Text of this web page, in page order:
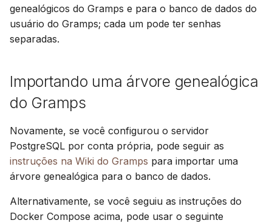
genealógicos do Gramps e para o banco de dados do
usuário do Gramps; cada um pode ter senhas
separadas.
Importando uma árvore genealógica
do Gramps
Novamente, se você configurou o servidor
PostgreSQL por conta própria, pode seguir as
instruções na Wiki do Gramps para importar uma
árvore genealógica para o banco de dados.
Alternativamente, se você seguiu as instruções do
Docker Compose acima, pode usar o seguinte